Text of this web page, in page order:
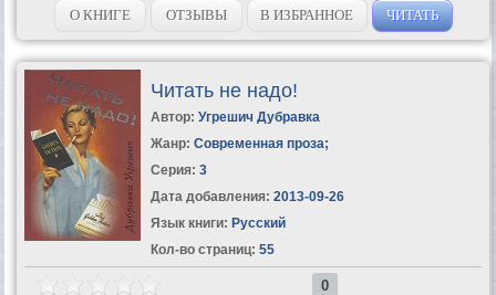
О КНИГЕ
ОТЗЫВЫ В ИЗБРАННОЕ ЧИТАТЬ
Читать не надо!
Автор: Угрешич Дубравка
Жанр: Современная проза;
Серия: 3
Дата добавления: 2013-09-26
Язык книги: Русский
Кол-во страниц: 55
0